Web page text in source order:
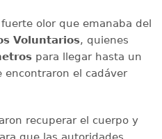
olor que emanaba del
Voluntarios, quienes
para llegar hasta un
encontraron el cadáver
recuperar el cuerpo y